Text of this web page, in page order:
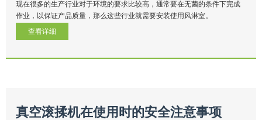
现在很多的生产行业对于环境的要求比较高，通常要在无菌的条件下完成
作业，以保证产品质量，那么这些行业就需要安装使用风淋室。
查看详细
真空滚揉机在使用时的安全注意事项